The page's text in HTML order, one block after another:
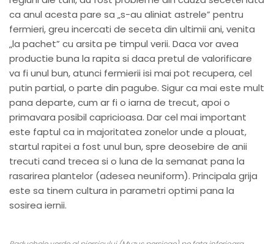
ca anul acesta pare sa „s-au aliniat astrele” pentru
fermieri, greu incercati de seceta din ultimii ani, venita
„la pachet” cu arsita pe timpul verii. Daca vor avea
productie buna la rapita si daca pretul de valorificare
va fi unul bun, atunci fermierii isi mai pot recupera, cel
putin partial, o parte din pagube. Sigur ca mai este mult
pana departe, cum ar fi o iarna de trecut, apoi o
primavara posibil capricioasa. Dar cel mai important
este faptul ca in majoritatea zonelor unde a plouat,
startul rapitei a fost unul bun, spre deosebire de anii
trecuti cand trecea si o luna de la semanat pana la
rasarirea plantelor (adesea neuniform). Principala grija
este sa tinem cultura in parametri optimi pana la
sosirea iernii.